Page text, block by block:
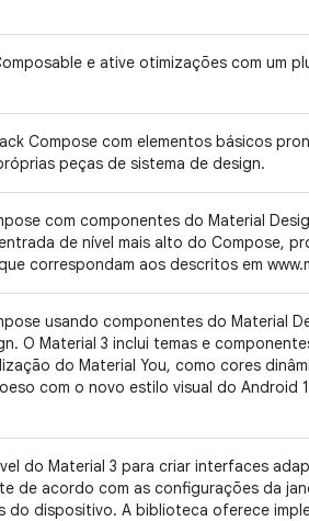
e ative otimizações com um
Compose com elementos básicos
peças de sistema de design.
com componentes do Material
de nível mais alto do Compose,
correspondam aos descritos em
usando componentes do Material
O Material 3 inclui temas e
do Material You, como cores
com o novo estilo visual do Android
do Material 3 para criar interfaces
de acordo com as configurações da
do dispositivo. A biblioteca oferece